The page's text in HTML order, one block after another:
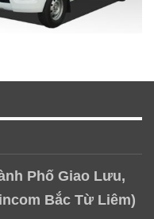
Phố Giao Lưu,
Bắc Từ Liêm)